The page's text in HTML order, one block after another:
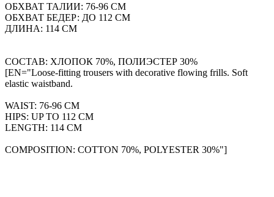
ОБХВАТ ТАЛИИ: 76-96 СМ
ОБХВАТ БЕДЕР: ДО 112 СМ
ДЛИНА: 114 СМ
СОСТАВ: ХЛОПОК 70%, ПОЛИЭСТЕР 30%
[EN="Loose-fitting trousers with decorative flowing frills. Soft
elastic waistband.
WAIST: 76-96 CM
HIPS: UP TO 112 CM
LENGTH: 114 CM
COMPOSITION: COTTON 70%, POLYESTER 30%"]